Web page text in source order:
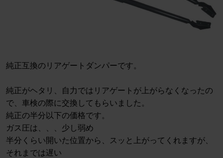
純正互換のリアゲートダンパーです。
純正がヘタリ、自力ではリアゲートが上がらなくなったの
で、車検の際に交換してもらいました。
純正の半分以下の価格です。
ガス圧は、、、少し弱め
半分くらい開いた位置から、スッと上がってくれますが、
それまでは遅い